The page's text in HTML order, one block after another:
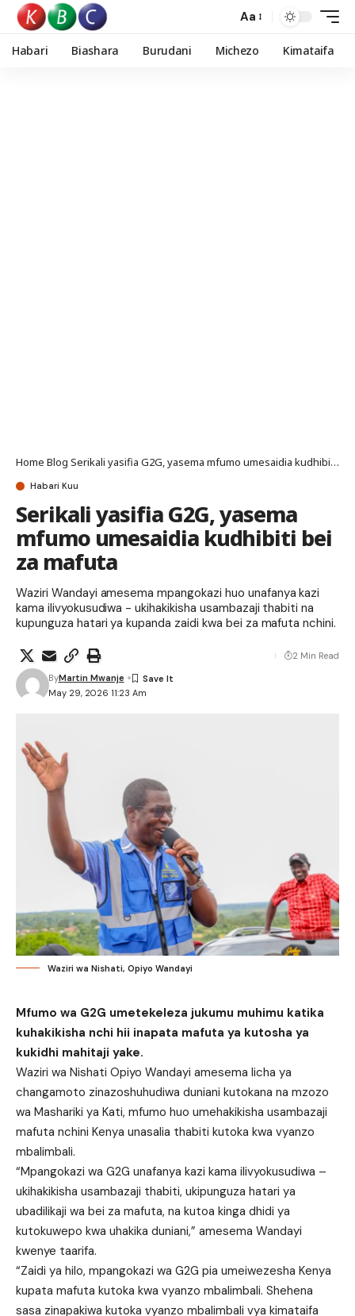
Aa
Habari Biashara Burudani Michezo Kimataifa
Home Blog Serikali yasifia G2G, yasema mfumo umesaidia kudhibiti bei za mafuta
Habari Kuu
Serikali yasifia G2G, yasema
mfumo umesaidia kudhibiti bei
za mafuta
Waziri Wandayi amesema mpangokazi huo unafanya kazi
kama ilivyokusudiwa - ukihakikisha usambazaji thabiti na
kupunguza hatari ya kupanda zaidi kwa bei za mafuta nchini.
May 29, 2026 11:23 Am
ByMartin Mwanje
2 Min Read
Waziri wa Nishati, Opiyo Wandayi
Mfumo wa G2G umetekeleza jukumu muhimu katika
kuhakikisha nchi hii inapata mafuta ya kutosha ya
kukidhi mahitaji yake.
Waziri wa Nishati Opiyo Wandayi amesema licha ya
changamoto zinazoshuhudiwa duniani kutokana na mzozo
wa Mashariki ya Kati, mfumo huo umehakikisha usambazaji
mafuta nchini Kenya unasalia thabiti kutoka kwa vyanzo
mbalimbali.
“Mpangokazi wa G2G unafanya kazi kama ilivyokusudiwa –
ukihakikisha usambazaji thabiti, ukipunguza hatari ya
ubadilikaji wa bei za mafuta, na kutoa kinga dhidi ya
kutokuwepo kwa uhakika duniani,” amesema Wandayi
kwenye taarifa.
“Zaidi ya hilo, mpangokazi wa G2G pia umeiwezesha Kenya
kupata mafuta kutoka kwa vyanzo mbalimbali. Shehena
sasa zinapakiwa kutoka vyanzo mbalimbali vya kimataifa